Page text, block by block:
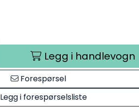
Legg i handlevogn
Forespørsel
Legg i forespørselsliste